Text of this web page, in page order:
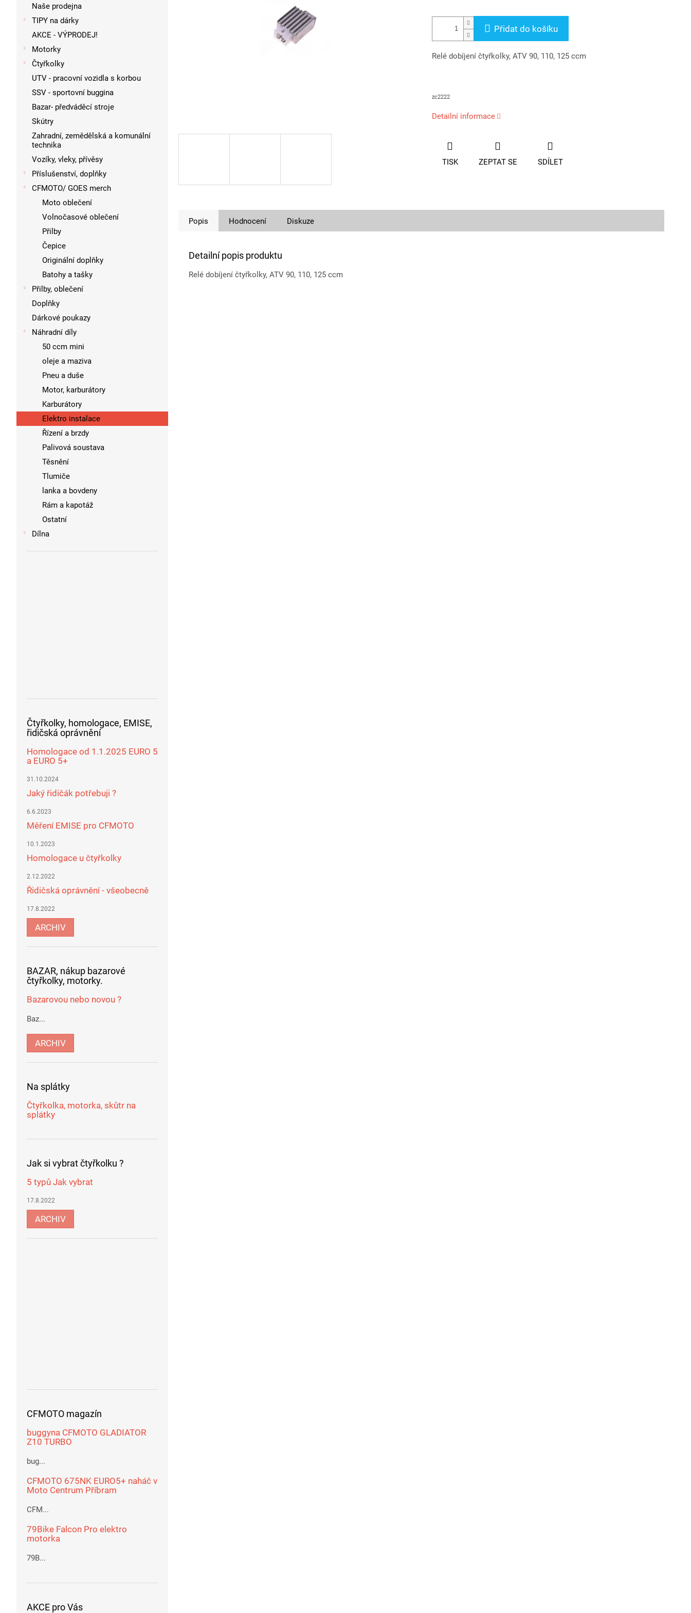
Naše prodejna
TIPY na dárky
AKCE - VÝPRODEJ!
Motorky
Čtyřkolky
UTV - pracovní vozidla s korbou
SSV - sportovní buggina
Bazar- předváděcí stroje
Skútry
Zahradní, zemědělská a komunální
technika
Vozíky, vleky, přívěsy
Příslušenství, doplňky
CFMOTO/ GOES merch
Moto oblečení
Volnočasové oblečení
Přilby
Čepice
Originální doplňky
Batohy a tašky
Přilby, oblečení
Doplňky
Dárkové poukazy
Náhradní díly
50 ccm mini
oleje a maziva
Pneu a duše
Motor, karburátory
Karburátory
Elektro instalace
Řízení a brzdy
Palivová soustava
Těsnění
Tlumiče
lanka a bovdeny
Rám a kapotáž
Ostatní
Dílna
Čtyřkolky, homologace, EMISE,
řidičská oprávnění
Homologace od 1.1.2025 EURO 5
a EURO 5+
31.10.2024
Jaký řidičák potřebuji ?
6.6.2023
Měření EMISE pro CFMOTO
10.1.2023
Homologace u čtyřkolky
2.12.2022
Řidičská oprávnění - všeobecně
17.8.2022
ARCHIV
BAZAR, nákup bazarové
čtyřkolky, motorky.
Bazarovou nebo novou ?
Baz...
ARCHIV
Na splátky
Čtyřkolka, motorka, skůtr na
splátky
Jak si vybrat čtyřkolku ?
5 typů Jak vybrat
17.8.2022
ARCHIV
CFMOTO magazín
buggyna CFMOTO GLADIATOR
Z10 TURBO
bug...
CFMOTO 675NK EURO5+ naháč v
Moto Centrum Příbram
CFM...
79Bike Falcon Pro elektro
motorka
79B...
AKCE pro Vás
Přidat do košíku
Relé dobíjení čtyřkolky, ATV 90, 110, 125 ccm
zc2222
Detailní informace
TISK ZEPTAT SE SDÍLET
Popis Hodnocení Diskuze
Detailní popis produktu
Relé dobíjení čtyřkolky, ATV 90, 110, 125 ccm